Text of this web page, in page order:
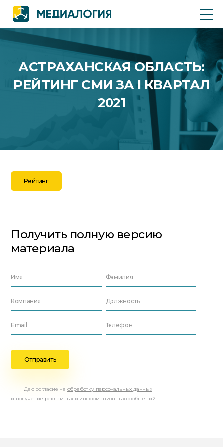
АСТРАХАНСКАЯ ОБЛАСТЬ:
РЕЙТИНГ СМИ ЗА I КВАРТАЛ
2021
Рейтинг
Получить полную версию
материала
Даю согласие на обработку персональных данных
и получение рекламных и информационных сообщений.